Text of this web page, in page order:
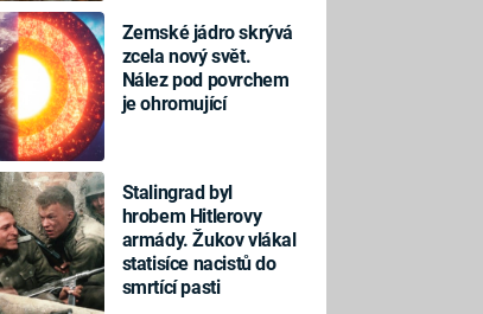
Zemské jádro skrývá
zcela nový svět.
Nález pod povrchem
je ohromující
Stalingrad byl
hrobem Hitlerovy
armády. Žukov vlákal
statisíce nacistů do
smrtící pasti